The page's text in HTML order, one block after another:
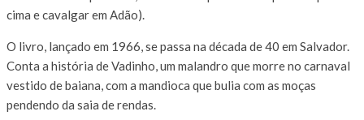
cima e cavalgar em Adão).
O livro, lançado em 1966, se passa na década de 40 em Salvador.
Conta a história de Vadinho, um malandro que morre no carnaval
vestido de baiana, com a mandioca que bulia com as moças
pendendo da saia de rendas.